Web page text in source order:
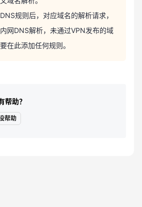
规则后，对应域名的解析请求，
网DNS解析，未通过VPN发布的域
在此添加任何规则。
帮助？
帮助